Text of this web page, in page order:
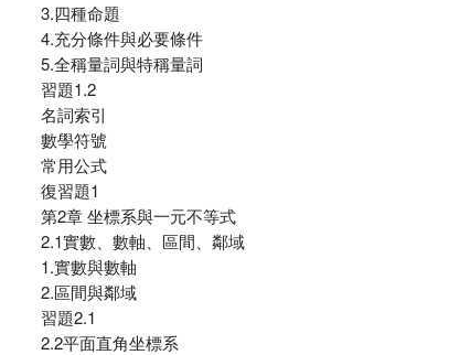
3.四種命題
4.充分條件與必要條件
5.全稱量詞與特稱量詞
習題1.2
名詞索引
數學符號
常用公式
復習題1
第2章 坐標系與一元不等式
2.1實數、數軸、區間、鄰域
1.實數與數軸
2.區間與鄰域
習題2.1
2.2平面直角坐標系